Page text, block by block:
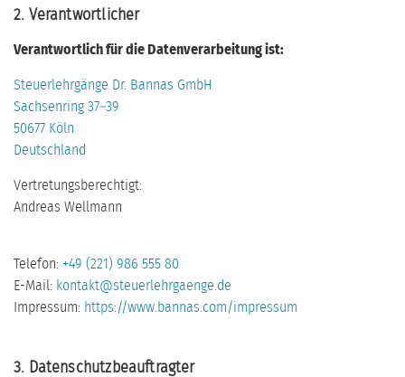
2. Verantwortlicher
Verantwortlich für die Datenverarbeitung ist:
Steuerlehrgänge Dr. Bannas GmbH
Sachsenring 37–39
50677 Köln
Deutschland
Vertretungsberechtigt:
Andreas Wellmann
Telefon: +49 (221) 986 555 80
E-Mail: kontakt@steuerlehrgaenge.de
Impressum: https://www.bannas.com/impressum
3. Datenschutzbeauftragter